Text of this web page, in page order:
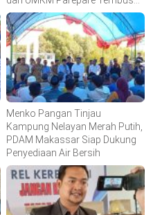
Pasar Global
Menko Pangan Tinjau
Kampung Nelayan Merah Putih,
PDAM Makassar Siap Dukung
Penyediaan Air Bersih